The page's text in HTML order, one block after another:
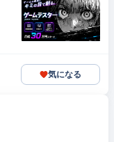
気になる